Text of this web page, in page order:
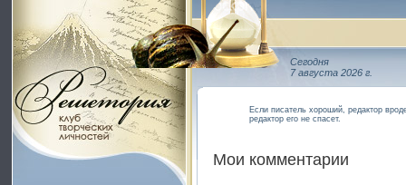
Сегодня
7 августа 2026 г.
Если писатель хороший, редактор
редактор его не спасет.
Мои комментарии